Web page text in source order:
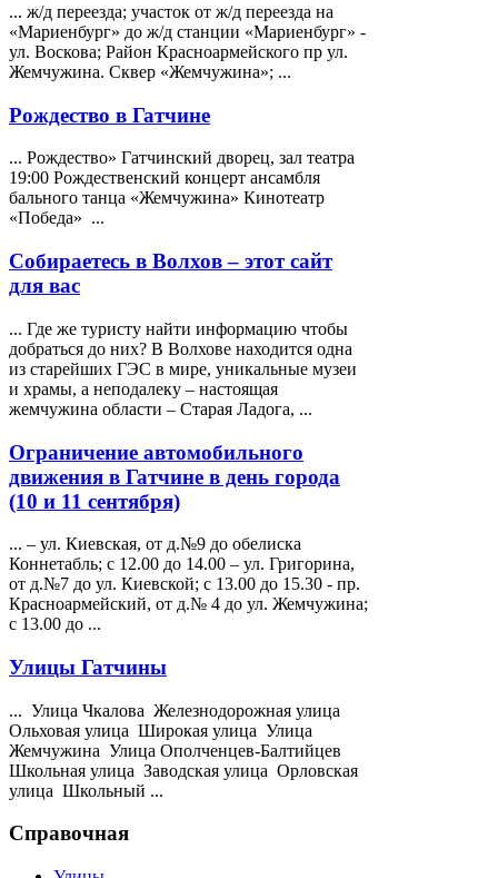
... ж/д переезда; участок от ж/д переезда на
«Мариенбург» до ж/д станции «Мариенбург» -
ул. Воскова; Район Красноармейского пр ул.
Жемчужина. Сквер «Жемчужина»; ...
Рождество в Гатчине
... Рождество» Гатчинский дворец, зал театра
19:00 Рождественский концерт ансамбля
бального танца «Жемчужина» Кинотеатр
«Победа» ...
Собираетесь в Волхов – этот сайт
для вас
... Где же туристу найти информацию чтобы
добраться до них? В Волхове находится одна
из старейших ГЭС в мире, уникальные музеи
и храмы, а неподалеку – настоящая
жемчужина области – Старая Ладога, ...
Ограничение автомобильного
движения в Гатчине в день города
(10 и 11 сентября)
... – ул. Киевская, от д.№9 до обелиска
Коннетабль; с 12.00 до 14.00 – ул. Григорина,
от д.№7 до ул. Киевской; с 13.00 до 15.30 - пр.
Красноармейский, от д.№ 4 до ул. Жемчужина;
с 13.00 до ...
Улицы Гатчины
... Улица Чкалова Железнодорожная улица
Ольховая улица Широкая улица Улица
Жемчужина Улица Ополченцев-Балтийцев
Школьная улица Заводская улица Орловская
улица Школьный ...
Справочная